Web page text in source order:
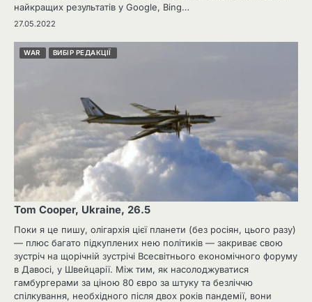
найкращих результатів у Google, Bing…
27.05.2022
WAR ВИБІР РЕДАКЦІЇ
Tom Cooper, Ukraine, 26.5
Поки я це пишу, олігархія цієї планети (без росіян, цього разу)
— плюс багато підкуплених нею політиків — закриває свою
зустріч на щорічній зустрічі Всесвітнього економічного форуму
в Давосі, у Швейцарії. Між тим, як насолоджуватися
гамбургерами за ціною 80 євро за штуку та безліччю
спілкування, необхідного після двох років пандемії, вони